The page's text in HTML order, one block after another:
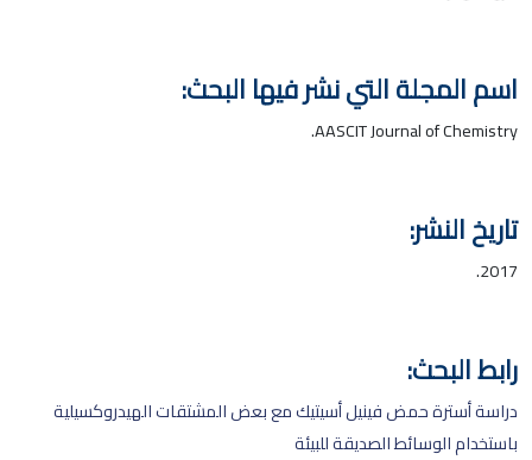
اسم المجلة التي نشر فيها البحث:
AASCIT Journal of Chemistry.
تاريخ النشر:
2017.
رابط البحث:
دراسة أسترة حمض فينيل أسيتيك مع بعض المشتقات الهيدروكسيلية
باستخدام الوسائط الصديقة للبيئة